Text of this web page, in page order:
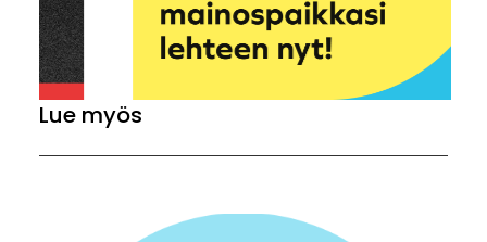
Lue myös